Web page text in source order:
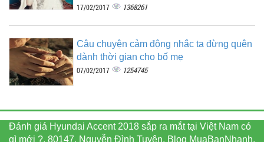
17/02/2017 1368261
Câu chuyện cảm động nhắc ta đừng quên
dành thời gian cho bố mẹ
07/02/2017 1254745
Đánh giá Hyundai Accent 2018 sắp ra mắt tại Việt Nam có
gì mới ?, 80147, Nguyễn Đình Tuyên, Blog MuaBanNhanh,